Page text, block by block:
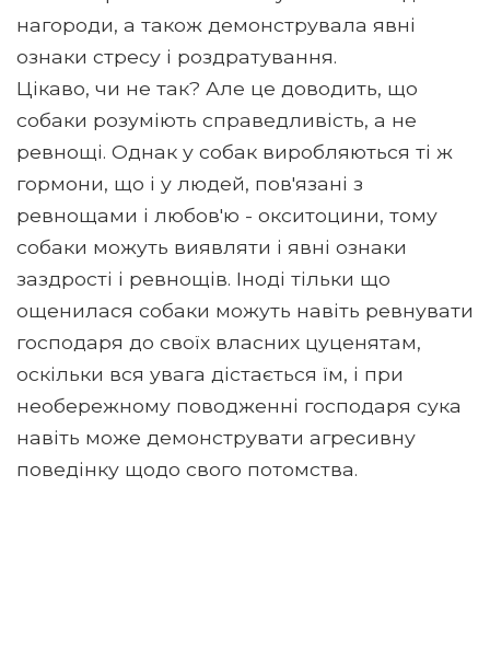
нагороди, а також демонструвала явні
ознаки стресу і роздратування.
Цікаво, чи не так? Але це доводить, що
собаки розуміють справедливість, а не
ревнощі. Однак у собак виробляються ті ж
гормони, що і у людей, пов'язані з
ревнощами і любов'ю - окситоцини, тому
собаки можуть виявляти і явні ознаки
заздрості і ревнощів. Іноді тільки що
ощенилася собаки можуть навіть ревнувати
господаря до своїх власних цуценятам,
оскільки вся увага дістається їм, і при
необережному поводженні господаря сука
навіть може демонструвати агресивну
поведінку щодо свого потомства.